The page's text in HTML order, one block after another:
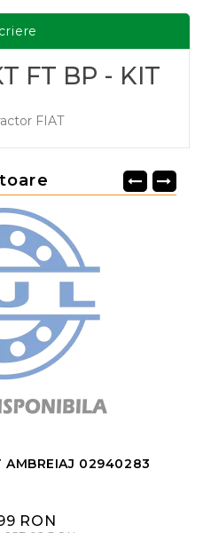
FT BP - KIT
FIAT
AMBREIAJ 02940283
RON